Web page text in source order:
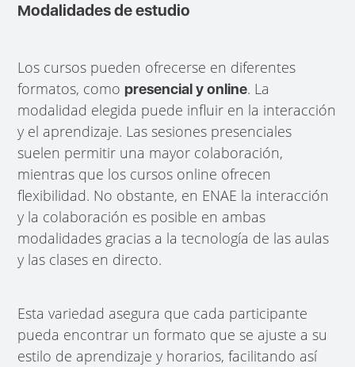
Modalidades de estudio
Los cursos pueden ofrecerse en diferentes
formatos, comopresencial y online. La
modalidad elegida puede influir en la interacción
y el aprendizaje. Las sesiones presenciales
suelen permitir una mayor colaboración,
mientras que los cursos online ofrecen
flexibilidad. No obstante, en ENAE la interacción
y la colaboración es posible en ambas
modalidades gracias a la tecnología de las aulas
y las clases en directo.
Esta variedad asegura que cada participante
pueda encontrar un formato que se ajuste a su
estilo de aprendizaje y horarios, facilitando así